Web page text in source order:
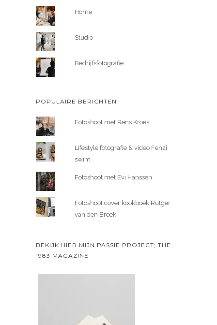
Home
Studio
Bedrijfsfotografie
POPULAIRE BERICHTEN
Fotoshoot met Rens Kroes
Lifestyle fotografie & video Fenzi
swim
Fotoshoot met Evi Hanssen
Fotoshoot cover kookboek Rutger
van den Broek
BEKIJK HIER MIJN PASSIE PROJECT; THE
1983 MAGAZINE